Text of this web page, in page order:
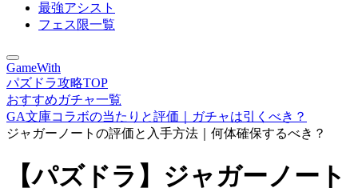
最強アシスト
フェス限一覧
GameWith
パズドラ攻略TOP
おすすめガチャ一覧
GA文庫コラボの当たりと評価｜ガチャは引くべき？
ジャガーノートの評価と入手方法｜何体確保するべき？
【パズドラ】ジャガーノート